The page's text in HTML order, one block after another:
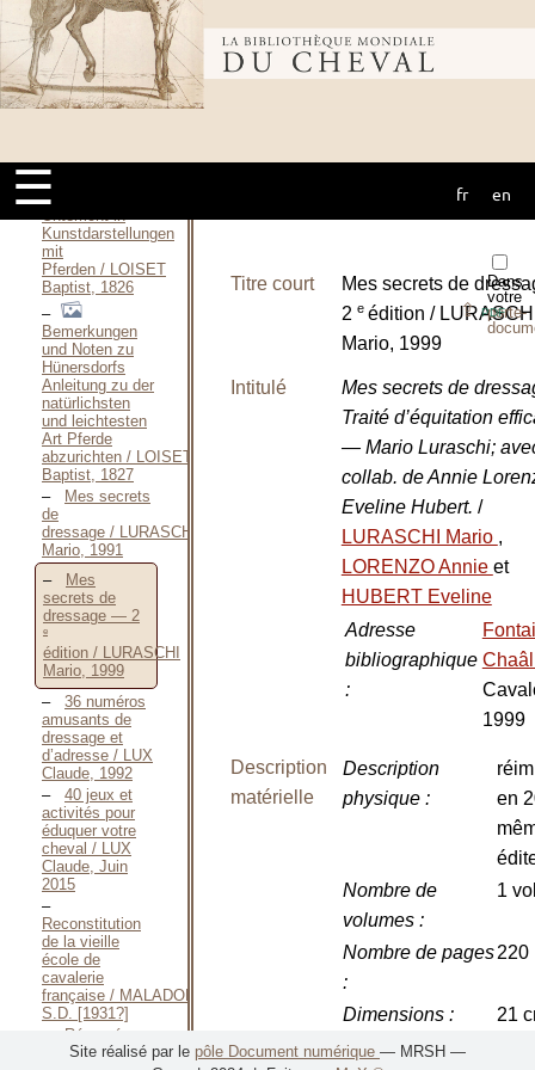
Bibliothèque
mondiale du
cheval
☰ fr en
Yves, 1992
Le Paradis
est à cheval —
2000 / LECAILLE
Jean-Max, 2000
Le Paradis
2010
Kunstdarstellungen
mit
Pferden / LOISET
Baptist, 1826
Bemerkungen
und Noten zu
Hünersdorfs
Anleitung zu der
natürlichsten
und leichtesten
Art Pferde
abzurichten / LOISET
Baptist, 1827
Mes secrets
de
dressage / LURASCHI
Mario, 1991
Mes
secrets de
dressage — 2
e
édition / LURASCHI
Mario, 1999
36 numéros
amusants de
dressage et
d’adresse / LUX
Claude, 1992
40 jeux et
activités pour
éduquer votre
cheval / LUX
Claude, Juin
2015
Reconstitution
de la vieille
école de
cavalerie
française / MALADOLLI,
S.D. [1931?]
Résumé
justificatif des
Dans
votre
porte-
⇪ PDF
Titre court
Mes secrets de
2 e édition /
Mario, 1999
Intitulé
Mes secrets de
Traité d’équitation
— Mario Luraschi;
collab. de Annie
Eveline Hubert. /
LURASCHI Mario ,
LORENZO Annie et
HUBERT Eveline
Adresse
bibliographique
:
1999
Description
matérielle
Description
physique:
en
Nombre de
volumes:
1
Nombre de pages
:
220
Dimensions:
21
Illustrations:
Site réalisé par le pôle Document numérique — MRSH —